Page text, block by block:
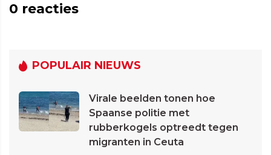
0 reacties
POPULAIR NIEUWS
Virale beelden tonen hoe
Spaanse politie met
rubberkogels optreedt tegen
migranten in Ceuta